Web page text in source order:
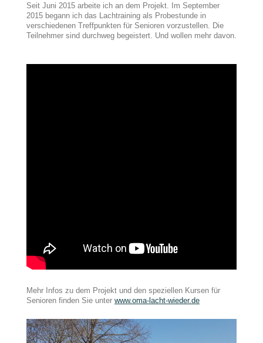
Seit Juni 2015 arbeite ich an dem Projekt. Im September
2015 begann ich das Lachtraining als Probestunde in
verschiedenen Treffpunkten für Senioren vorzustellen. Die
Teilnehmer sind durchweg begeistert. Und wollen mehr davon.
Mehr Infos zu dem Projekt und den speziellen Kursen für
Senioren finden Sie unter www.oma-lacht-wieder.de